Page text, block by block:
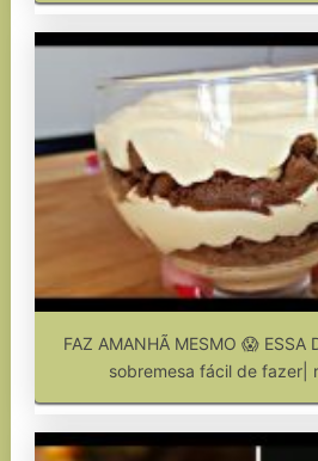
FAZ AMANHÃ MESMO 😱 ESSA
sobremesa fácil de fazer|